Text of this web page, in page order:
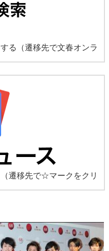
る
（遷移先で文春オンラ
（遷移先で☆マークをクリ